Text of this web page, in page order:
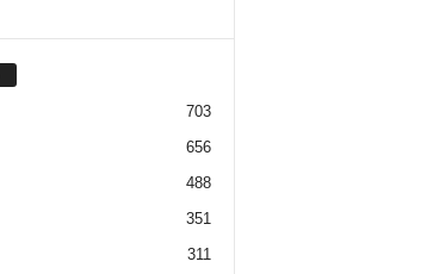
703
656
488
351
311